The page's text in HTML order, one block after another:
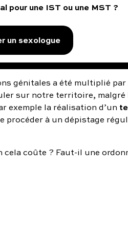
pour une IST ou une MST ?
un sexologue
génitales a été multiplié par
sur notre territoire, malgré
exemple la réalisation d’un
procéder à un dépistage
coûte ? Faut-il une